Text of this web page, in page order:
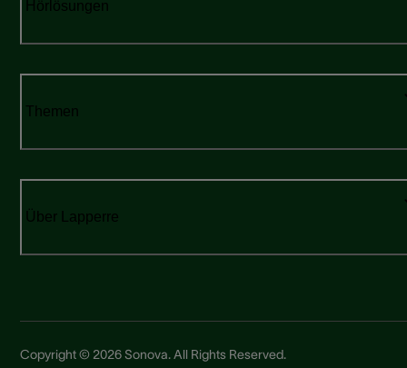
Hörlösungen
Themen
Über Lapperre
Copyright © 2026 Sonova. All Rights Reserved.